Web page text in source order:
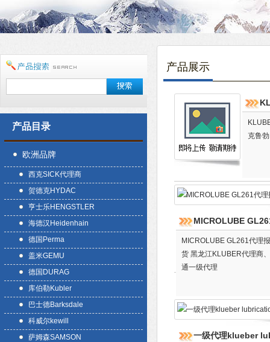
产品目录
欧洲品牌
西克SICK代理商
贺德克HYDAC
亨士乐HENGSTLER
海德汉Heidenhain
德国Perma
盖米GEMU
德国DURAG
库伯勒Kubler
巴士德Barksdale
科威尔kewill
萨姆森SAMSON
产品展示
克鲁
MICROLUBE
MICROLUBE GL261代理
货 黑龙江KLUBER代理商
通一级代理
一级代理klueber